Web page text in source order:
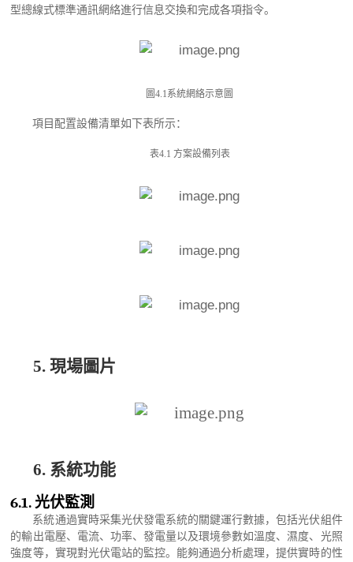
型總線式標準通訊網絡進行信息交換和完成各項指令。
圖4.1系統網絡示意圖
項目配置設備清單如下表所示：
表4.1 方案設備列表
5.現場圖片
6. 系統功能
6.1.光伏監測
系統通過實時采集光伏發電系統的關鍵運行數據，包括光伏組件
的輸出電壓、電流、功率、發電量以及環境參數如溫度、濕度、光照
強度等，實現對光伏電站的監控。能夠通過分析處理，提供實時的性